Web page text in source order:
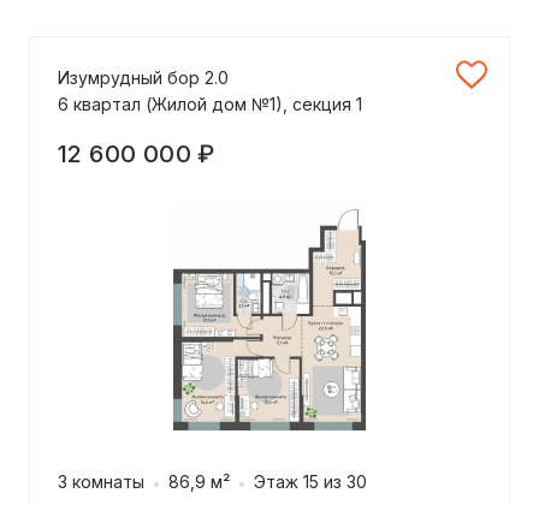
Изумрудный бор 2.0
6 квартал (Жилой дом №1), секция 1
12 600 000 ₽
3 комнаты 86,9 м²
Этаж 15 из 30